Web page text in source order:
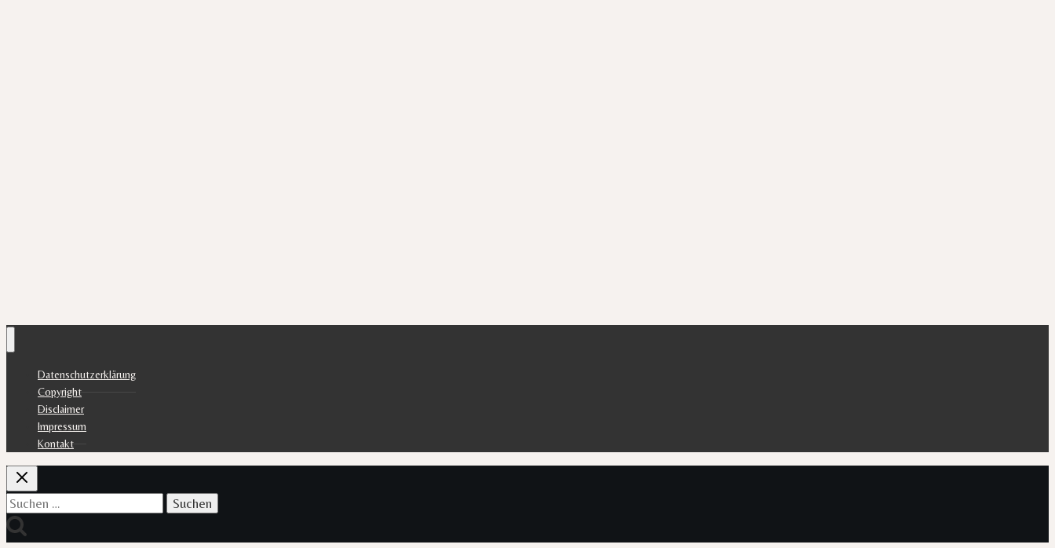
Datenschutzerklärung
Copyright
Disclaimer
Impressum
Kontakt
Suchen
nach: